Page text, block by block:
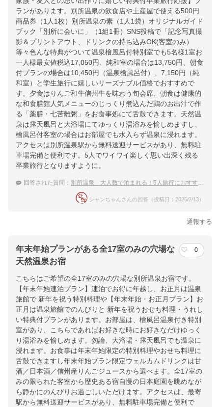
ランがあります。別所温泉の飲食店や土産屋で使える500円
商品券（1人1枚）別所温泉の素（1人1袋）オリジナルガイド
ブック「別所に会いに」（1組1冊）SNS投稿で「記念写真撮
影＆プリントアウト、ドリンクの持ち込みOK(客室のみ）
等々色んな特典がついて温泉檜風呂付特別室でも5名様1室お
一人様最安値税込17,050円、純和室の場合は13,750円、朝食
付プランの場合は10,450円（温泉檜風呂付）、7,150円（純
和室）と学生旅行に嬉しいリーズナブル価格でおすすめで
す。夕食はりんご和牛信州牛を味わう旬会席、朝食は健康的
な和食膳館人気メニューのじっくり煮込んだ鶏のお出汁で作
る「薬膳・七苦離粥」をお食事処にて舌鼓できます。天然温
泉は露天風呂と大浴場にてゆっくり湯浴みを愉しめますし、
檜風呂付客室の場合はお部屋でも水入らず温泉に浸れます。
アクセスは別所温泉駅から無料送迎サービスがあり、無料駐
車場完備と便利です。5人でワイワイ楽しく思い出深く残る
卒業旅行となりますように。
回答された質問： 別所温泉 大人数で泊まれる！5人旅行におすすめの温泉宿
シャンちゃんさんの回答（投稿日：2025/2/13）
通報する
年末年始プランがある全17室のみの穴場な
天然温泉お宿
0
こちらはご希望の全17室のみの穴場な別所温泉お宿です。
【年末年始連泊プラン】連泊でお得に年越し、お正月は温泉
旅館で 新年を祝う特別料理や【年末年始・お正月プラン】お
正月は温泉旅館でのんびりと 新年を祝うおせち料理・うれし
い特典付プランがあります。お部屋は、檜風呂温泉付き特別
室があり、こちらであればお好きな時にお好きなだけゆっく
り湯浴みを愉しめます。勿論、大浴場・露天風呂でも温泉に
浸れます。お食事は年末年始限定の特別料理やおせち料理に
舌鼓できますし年末年始プラン限定ウェルカムドリンクは甘
酒／日本酒／信州産りんごジュースから選べます。全17室の
みの限られた客室から歴史ある宿自慢の日本庭園を眺めなが
ら静かにのんびりお過ごしいただけます。アクセスは、最寄
駅から無料送迎サービスがあり、無料駐車場完備と便利で